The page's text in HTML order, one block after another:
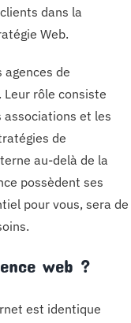
dans la
Web.
agences de
rôle consiste
associations et les
de
au-delà de la
possèdent ses
pour vous, sera de
web ?
est identique